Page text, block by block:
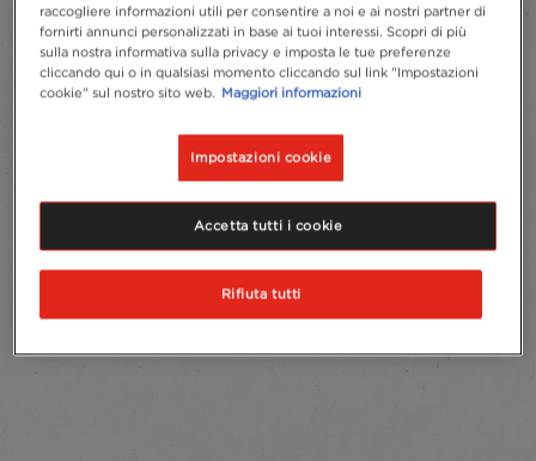
raccogliere informazioni utili per consentire a noi e ai nostri partner di
fornirti annunci personalizzati in base ai tuoi interessi. Scopri di più
sulla nostra informativa sulla privacy e imposta le tue preferenze
cliccando qui o in qualsiasi momento cliccando sul link "Impostazioni
cookie" sul nostro sito web. Maggiori informazioni
Impostazioni cookie
Rifiuta tutti
Accetta tutti i cookie